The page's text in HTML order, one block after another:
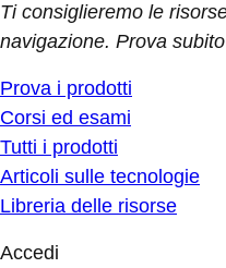
Ti consiglieremo le
navigazione. Prova
Prova i prodotti
Corsi ed esami
Tutti i prodotti
Articoli sulle tecnologie
Libreria delle risorse
Accedi